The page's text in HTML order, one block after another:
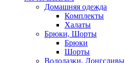
Домашняя одежда
Комплекты
Халаты
Брюки, Шорты
Брюки
Шорты
Водолазки, Лонгсливы